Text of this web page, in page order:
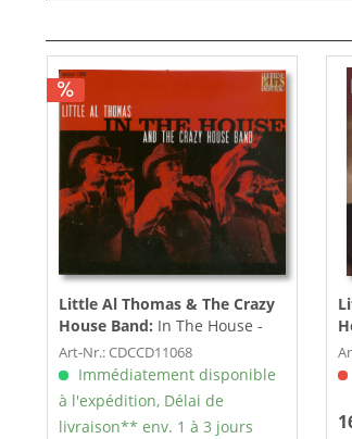
Little Al Thomas & The Crazy
House Band: In The House -
Live At Lucerne Vol.3 (CD)
Art-Nr.: CDCCD11068
Immédiatement disponible
à l'expédition, Délai de
livraison** env. 1 à 3 jours